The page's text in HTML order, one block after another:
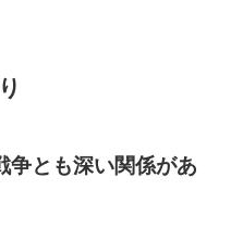
争とも深い関係があ